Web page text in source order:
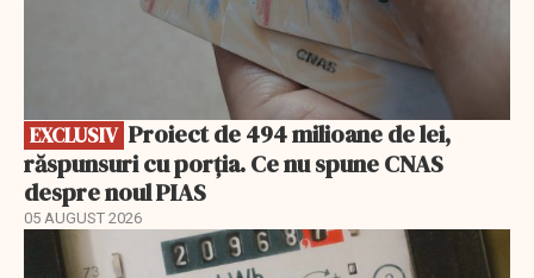
EXCLUSIV
răspunsuri cu porția. Ce nu spune CNAS
despre noul PIAS
05 AUGUST 2026